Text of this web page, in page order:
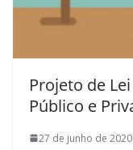
Projeto de
Público e
27 de junho de 2020